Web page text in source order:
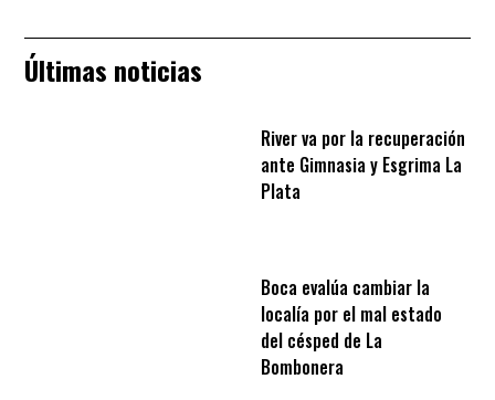
Últimas noticias
River va por la recuperación
ante Gimnasia y Esgrima La
Plata
Boca evalúa cambiar la
localía por el mal estado
del césped de La
Bombonera